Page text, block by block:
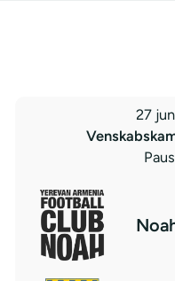
27